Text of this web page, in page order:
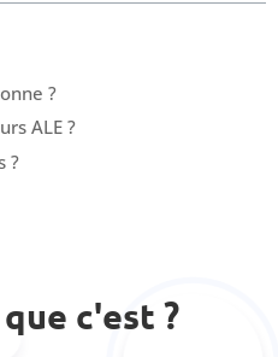
?
ALE ?
?
c'est ?